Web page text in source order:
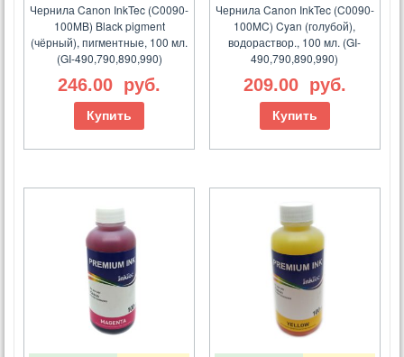
Чернила Canon InkTec (C0090-
100MB) Black pigment
(чёрный), пигментные, 100 мл.
(GI-490,790,890,990)
246.00 руб.
Купить
Чернила Canon InkTec (C0090-
100MC) Cyan (голубой),
водораствор., 100 мл. (GI-
490,790,890,990)
209.00 руб.
Купить